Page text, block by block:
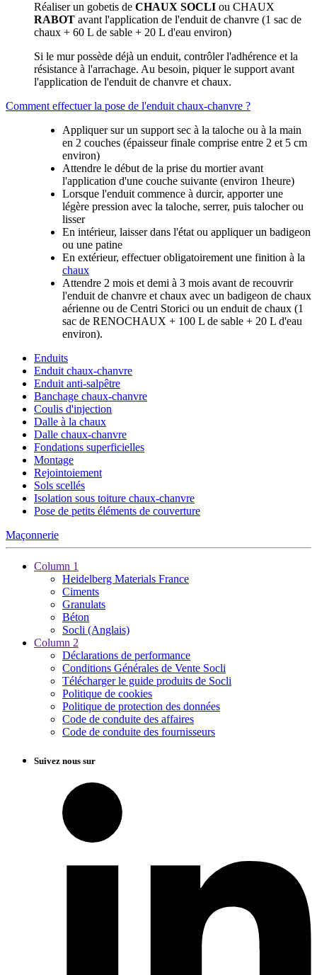
Réaliser un gobetis de CHAUX SOCLI ou CHAUX
RABOT avant l'application de l'enduit de chanvre (1 sac de
chaux + 60 L de sable + 20 L d'eau environ)
Si le mur possède déjà un enduit, contrôler l'adhérence et la
résistance à l'arrachage. Au besoin, piquer le support avant
l'application de l'enduit de chanvre et chaux.
Comment effectuer la pose de l'enduit chaux-chanvre ?
Appliquer sur un support sec à la taloche ou à la main
en 2 couches (épaisseur finale comprise entre 2 et 5 cm
environ)
Attendre le début de la prise du mortier avant
l'application d'une couche suivante (environ 1heure)
Lorsque l'enduit commence à durcir, apporter une
légère pression avec la taloche, serrer, puis talocher ou
lisser
En intérieur, laisser dans l'état ou appliquer un badigeon
ou une patine
En extérieur, effectuer obligatoirement une finition à la
chaux
Attendre 2 mois et demi à 3 mois avant de recouvrir
l'enduit de chanvre et chaux avec un badigeon de chaux
aérienne ou de Centri Storici ou un enduit de chaux (1
sac de RENOCHAUX + 100 L de sable + 20 L d'eau
environ).
Enduits
Enduit chaux-chanvre
Enduit anti-salpêtre
Banchage chaux-chanvre
Coulis d'injection
Dalle à la chaux
Dalle chaux-chanvre
Fondations superficielles
Montage
Rejointoiement
Sols scellés
Isolation sous toiture chaux-chanvre
Pose de petits éléments de couverture
Maçonnerie
Column 1
Heidelberg Materials France
Ciments
Granulats
Béton
Socli (Anglais)
Column 2
Déclarations de performance
Conditions Générales de Vente Socli
Télécharger le guide produits de Socli
Politique de cookies
Politique de protection des données
Code de conduite des affaires
Code de conduite des fournisseurs
Suivez nous sur